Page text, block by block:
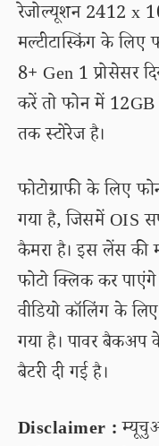
रेजोल्यूशन 2412 x
मल्टीटास्किंग के
8+ Gen 1 प्रोसेसर
करें तो फोन में
तक स्टोरेज है।
फोटोग्राफी के लिए
गया है, जिसमें OIS
कैमरा है। इस लेंस की
फोटो क्लिक कर
वीडियो कॉलिंग के
गया है। पावर
बैटरी दी गई है।
Disclaimer :